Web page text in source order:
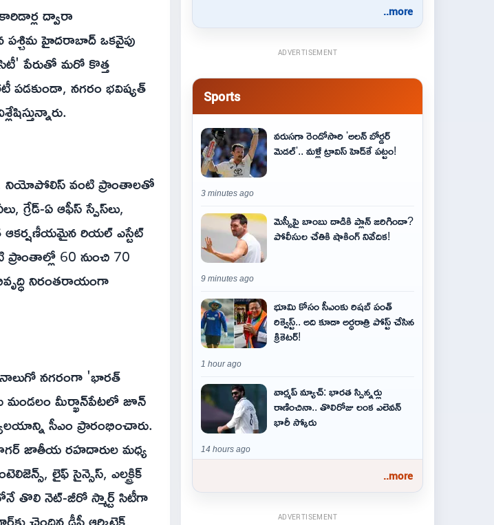
ద్వారా
పశ్చిమ హైదరాబాద్ ఒకవైపు
సిటీ' పేరుతో మరో కొత్త
పడకుండా, నగరం భవిష్యత్
నియోపోలిస్ వంటి ప్రాంతాలతో
గ్రేడ్-ఏ ఆఫీస్ స్పేస్‌లు,
రియల్ ఎస్టేట్
60 నుంచి 70
నిరంతరాయంగా
నాలుగో నగరంగా 'భారత్
మండలం మీర్ఖాన్‌పేటలో జూన్
సీఎం ప్రారంభించారు.
జాతీయ రహదారుల మధ్య
లైఫ్ సైన్సెస్, ఎలక్ట్రిక్
తొలి నెట్-జీరో స్మార్ట్ సిటీగా
..more
ADVERTISEMENT
Sports
వరుసగా రెండోసారి 'అలన్ బోర్డర్
మెడల్'.. మళ్లీ ట్రావిస్ హెడ్‌కే పట్టం!
3 minutes ago
మెస్సీపై బాంబు దాడికి ప్లాన్‌ జరిగిందా?
పోలీసుల చేతికి షాకింగ్‌ నివేదిక!
9 minutes ago
భూమి కోసం సీఎంకు రిషబ్ పంత్
రిక్వెస్ట్‌.. అది కూడా అర్ధరాత్రి పోస్ట్ చేసిన
క్రికెట‌ర్‌!
1 hour ago
వార్మప్ మ్యాచ్: భారత స్పిన్నర్లు
రాణించినా.. తొలిరోజు లంక ఎలెవన్
భారీ స్కోరు
14 hours ago
..more
ADVERTISEMENT